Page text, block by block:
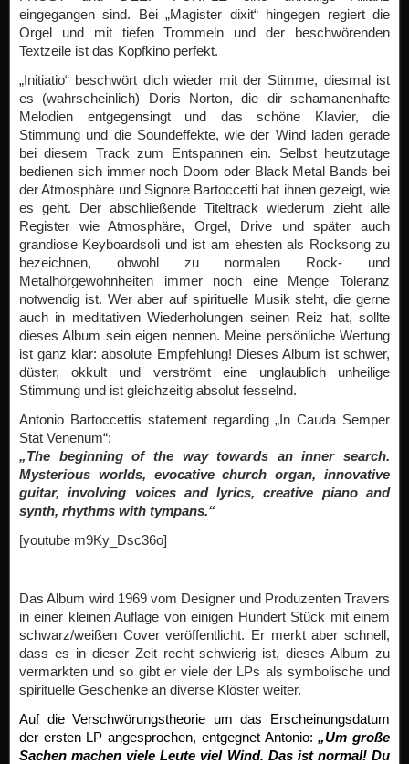
eingegangen sind. Bei „Magister dixit“ hingegen regiert die
Orgel und mit tiefen Trommeln und der beschwörenden
Textzeile ist das Kopfkino perfekt.
„Initiatio“ beschwört dich wieder mit der Stimme, diesmal ist
es (wahrscheinlich) Doris Norton, die dir schamanenhafte
Melodien entgegensingt und das schöne Klavier, die
Stimmung und die Soundeffekte, wie der Wind laden gerade
bei diesem Track zum Entspannen ein. Selbst heutzutage
bedienen sich immer noch Doom oder Black Metal Bands bei
der Atmosphäre und Signore Bartoccetti hat ihnen gezeigt, wie
es geht. Der abschließende Titeltrack wiederum zieht alle
Register wie Atmosphäre, Orgel, Drive und später auch
grandiose Keyboardsoli und ist am ehesten als Rocksong zu
bezeichnen, obwohl zu normalen Rock- und
Metalhörgewohnheiten immer noch eine Menge Toleranz
notwendig ist. Wer aber auf spirituelle Musik steht, die gerne
auch in meditativen Wiederholungen seinen Reiz hat, sollte
dieses Album sein eigen nennen. Meine persönliche Wertung
ist ganz klar: absolute Empfehlung! Dieses Album ist schwer,
düster, okkult und verströmt eine unglaublich unheilige
Stimmung und ist gleichzeitig absolut fesselnd.
Antonio Bartoccettis statement regarding „In Cauda Semper
Stat Venenum“:
„The beginning of the way towards an inner search.
Mysterious worlds, evocative church organ, innovative
guitar, involving voices and lyrics, creative piano and
synth, rhythms with tympans.“
[youtube m9Ky_Dsc36o]
Das Album wird 1969 vom Designer und Produzenten Travers
in einer kleinen Auflage von einigen Hundert Stück mit einem
schwarz/weißen Cover veröffentlicht. Er merkt aber schnell,
dass es in dieser Zeit recht schwierig ist, dieses Album zu
vermarkten und so gibt er viele der LPs als symbolische und
spirituelle Geschenke an diverse Klöster weiter.
Auf die Verschwörungstheorie um das Erscheinungsdatum
der ersten LP angesprochen, entgegnet Antonio:„Um große
Sachen machen viele Leute viel Wind. Das ist normal! Du